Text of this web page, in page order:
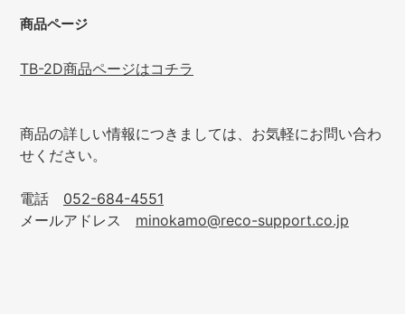
商品ページ
TB-2D商品ページはコチラ
商品の詳しい情報につきましては、お気軽にお問い合わ
せください。
電話 052-684-4551
メールアドレス minokamo@reco-support.co.jp